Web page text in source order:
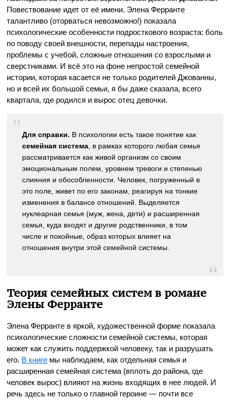
Повествование идет от её имени. Элена Ферранте
талантливо (оторваться невозможно!) показала
психологические особенности подросткового возраста: боль
по поводу своей внешности, перепады настроения,
проблемы с учебой, сложные отношения со взрослыми и
сверстниками. И всё это на фоне непростой семейной
истории, которая касается не только родителей Джованны,
но и всей их большой семьи, я бы даже сказала, всего
квартала, где родился и вырос отец девочки.
Для справки. В психологии есть такое понятие как
семейная система , в рамках которого любая семья
рассматривается как живой организм со своим
эмоциональным полем, уровнем тревоги и степенью
слияния и обособленности. Человек, погруженный в
это поле, живет по его законам, реагируя на тонкие
изменения в балансе отношений. Выделяется
нуклеарная семья (муж, жена, дети) и расширенная
семья, куда входят и другие родственники, в том
числе и покойные, образ которых влияет на
отношения внутри этой семейной системы.
Теория семейных систем в романе
Элены Ферранте
Элена Ферранте в яркой, художественной форме показала
психологические сложности семейной системы, которая
может как служить поддержкой человеку, так и разрушать
его. В книге мы наблюдаем, как отдельная семья и
расширенная семейная система (вплоть до района, где
человек вырос) влияют на жизнь входящих в нее людей. И
речь здесь не только о главной героине — почти все